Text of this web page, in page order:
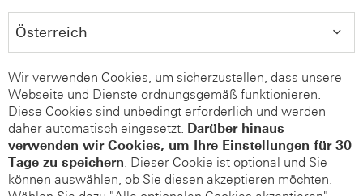
Wir verwenden Cookies, um sicherzustellen, dass unsere
Webseite und Dienste ordnungsgemäß funktionieren.
Diese Cookies sind unbedingt erforderlich und werden
daher automatisch eingesetzt. Darüber hinaus
verwenden wir Cookies, um Ihre Einstellungen für 30
Tage zu speichern. Dieser Cookie ist optional und Sie
können auswählen, ob Sie diesen akzeptieren möchten.